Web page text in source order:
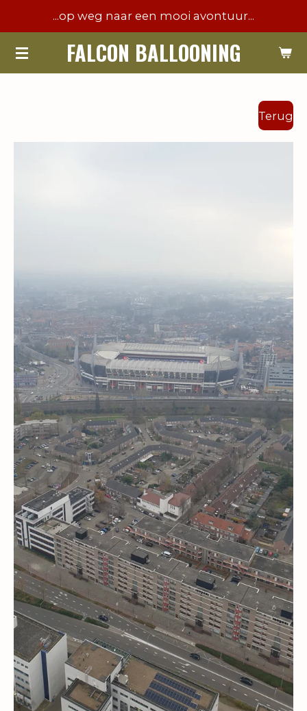
direct
naar
de
FALCON BALLOONING
...op weg naar een mooi avontuur...
Terug